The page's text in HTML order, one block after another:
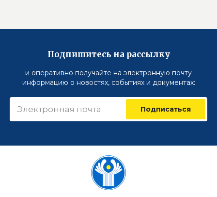
Подпишитесь на рассылку
и оперативно получайте на электронную почту
информацию о новостях, событиях и документах:
Подписаться